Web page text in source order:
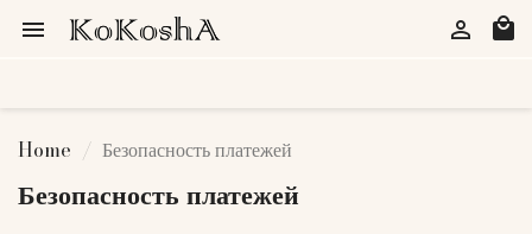
 local_mall

Home Безопасность платежей
Безопасность платежей